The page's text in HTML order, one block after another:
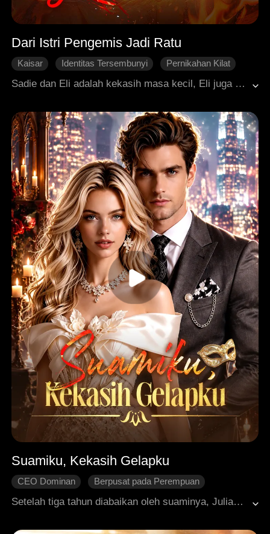
Dari Istri Pengemis Jadi Ratu
Kaisar Identitas Tersembunyi
Pernikahan Kilat
Sadie dan Eli adalah kekasih masa kecil, Eli juga berjanji akan menikahinya setelah sukses. Namun, di tengah keyakinan itu, Piper, putri menteri yang sombong, justru mencemooh status rendah Sadie dan bersikeras bahwa Eli akan menjadi miliknya. Hancur hati karena merasa dikhianati, Sadie pun mengambil keputusan nekat: menikahi seorang pengemis di pinggir jalan. Meski penuh cibiran, dia berani menghadapinya demi membangun kehidupan bersama pria itu. Yang tak pernah dia duga, pengemis yang setia mendampinginya itu ternyata adalah kaisar yang menyamar.
Suamiku, Kekasih Gelapku
CEO Dominan
Berpusat pada Perempuan
Roman Modern
Setelah tiga tahun diabaikan oleh suaminya, Julian, Katherine dibius dan dilecehkan secara seksual di sebuah pesta yang diatur oleh Eloise, adik Julian, sementara Julian hanya diam tak bertindak. Hancur hati, Katherine mengajukan gugatan cerai. Namun, pria malam itu ternyata Julian sendiri, dan tanpa sadar, Katherine memulai hubungan rahasia dengannya di bawah identitas misterius Tuan A. Seiring Katherine bertransformasi dari istri penurut yang terinjak menjadi sosok tangguh yang berani bangkit, Julian justru semakin terobsesi pada perempuan yang selama ini tak pernah dia lihat. Di antara skandal licik Louisa dan jerat Eloise, kebohongan dan gairah bertabrakan. Saat topeng Tuan A akhirnya tersingkap, runtuh pula seluruh dinding di antara mereka. Tak ada lagi rahasia, hanya mereka berdua.